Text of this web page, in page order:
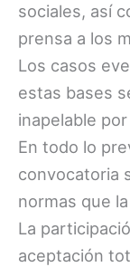
sociales, así
prensa a los
Los casos
estas bases
inapelable
En todo lo
convocatoria
normas que
La
aceptación